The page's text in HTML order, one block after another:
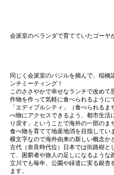
会派室のベランダで育てていたゴーヤ
同じく会派室のバジルを摘んで、稲橋
ンチミーティング！
このささやかで幸せなランチで改めて
作物を作って気軽に食べられるように
「エディブルシティ」（食べられる
べ物にアクセスできるよう、都市生活
り戻す」ということで海外の一部の
食べ物を育てて地産地消を目指してい
横文字なので海外由来の新しい概念か
古代（奈良時代位）日本では街路樹と
て、困窮者や旅人の足しになるような
立川でも毎年、公園や緑道に実る銀杏
ます。